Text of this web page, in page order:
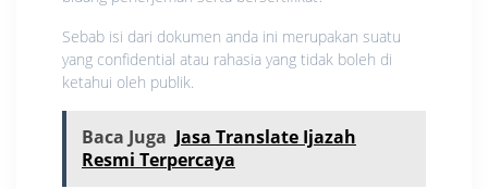
Sebab isi dari dokumen anda ini merupakan suatu
yang confidential atau rahasia yang tidak boleh di
ketahui oleh publik.
Baca Juga Jasa Translate Ijazah
Resmi Terpercaya